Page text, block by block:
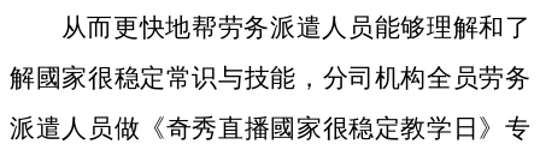
从而更快地帮劳务派遣人员能够理解和了
解國家很稳定常识与技能，分司机构全员劳务
派遣人员做《奇秀直播國家很稳定教学日》专